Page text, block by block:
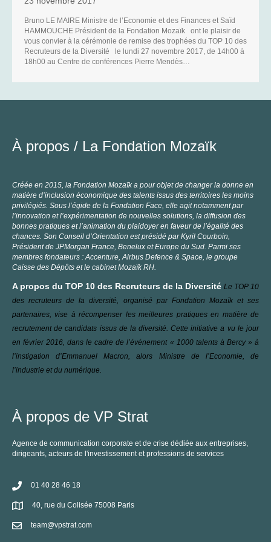
Bruno LE MAIRE Ministre de l’Economie et des Finances et Saïd
HAMMOUCHE Président de la Fondation Mozaïk ont le plaisir de
vous convier à la cérémonie de remise des trophées du TOP 10 des
Recruteurs de la Diversité le lundi 27 novembre 2017, de 14h00 à
18h00 au Centre de conférences Pierre Mendès…
À propos / La Fondation Mozaïk
Créée en 2015, la Fondation Mozaïk a pour objet de changer la donne en
matière d’inclusion économique des talents issus des territoires les moins
privilégiés. Sous l’égide de la Fondation Face, elle agit notamment par
l’innovation et l’expérimentation de nouvelles solutions, la diffusion des
bonnes pratiques et l’animation du plaidoyer en faveur de l’égalité des
chances. Son Conseil d’Orientation est présidé par Kyril Courboin,
Président de JPMorgan France, Benelux et Europe du Sud. Parmi ses
membres fondateurs : Accenture, Airbus Defence & Space, le groupe
Caisse des Dépôts et le cabinet Mozaïk RH.
A propos du TOP 10 des Recruteurs de la Diversité Le TOP 10
des recruteurs de la diversité, organisé par Fondation Mozaïk et ses
partenaires, vise à récompenser les meilleures pratiques en matière de
recrutement de candidats issus de la diversité. Cette initiative a vu le jour
en février 2016, dans le cadre de l’événement « 1000 talents à Bercy » à
l’instigation d’Emmanuel Macron, alors Ministre de l’Economie, de
l’industrie et du numérique.
À propos de VP Strat
Agence de communication corporate et de crise dédiée aux entreprises,
dirigeants, acteurs de l'investissement et professions de services
01 40 28 46 18
40, rue du Colisée 75008 Paris
team@vpstrat.com